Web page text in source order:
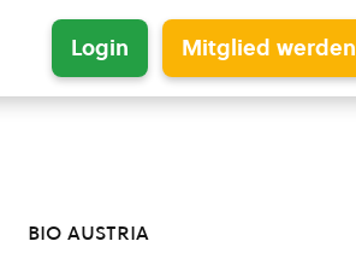
Login Mitglied werden
bio austria